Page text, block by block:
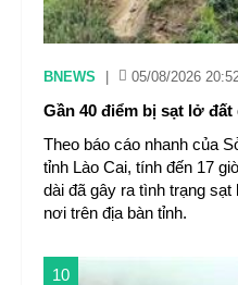
BNEWS 05/08/2026
Gần 40 điểm bị sạt lở
Theo báo cáo nhanh của
tỉnh Lào Cai, tính đến 17
dài đã gây ra tình trạng
nơi trên địa bàn tỉnh.
10